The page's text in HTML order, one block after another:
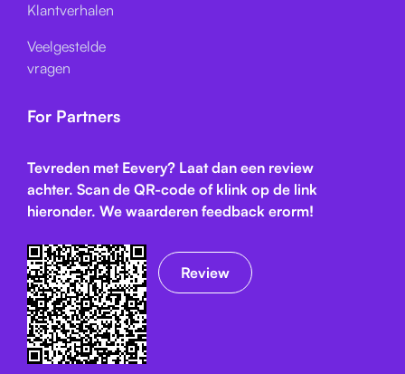
Klantverhalen
Veelgestelde
vragen
For Partners
Tevreden met Eevery? Laat dan een review
achter. Scan de QR-code of klink op de link
hieronder. We waarderen feedback erorm!
Review